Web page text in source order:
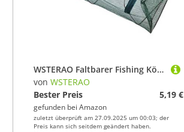
WSTERAO Faltbarer Fishing Köderfischreuse Fisch Reuse Krebsreuse Eingängen Köderfischreuse Falterbare Fischreuse Aalreuse für Fisch Garnelen Krabben Köder
von WSTERAO
Bester Preis
5,19 €
gefunden bei Amazon
zuletzt überprüft am 27.09.2025 um 00:03; der
Preis kann sich seitdem geändert haben.